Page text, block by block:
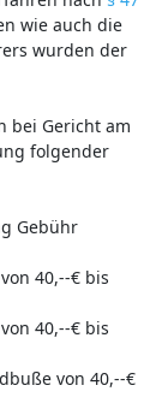
wie auch die
wurden der
bei Gericht am
folgender
Gebühr
40,--€ bis
40,--€ bis
von 40,--€